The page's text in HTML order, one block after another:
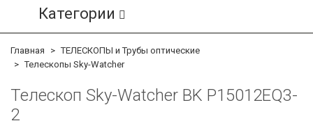
Категории
Главная
ТЕЛЕСКОПЫ и Трубы оптические
Телескопы Sky-Watcher
Телескоп Sky-Watcher BK P15012EQ3-
2